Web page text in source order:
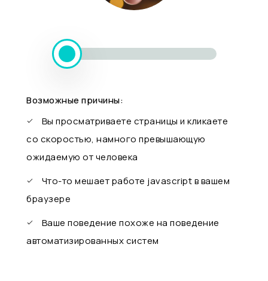
Возможные причины:
Вы просматриваете страницы и кликаете
со скоростью, намного превышающую
ожидаемую от человека
Что-то мешает работе javascript в вашем
браузере
Ваше поведение похоже на поведение
автоматизированных систем